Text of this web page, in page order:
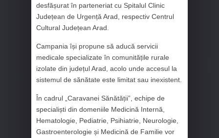
desfășurat în parteneriat cu Spitalul Clinic
Județean de Urgență Arad, respectiv Centrul
Cultural Județean Arad.
Campania își propune să aducă servicii
medicale specializate în comunitățile rurale
izolate din județul Arad, acolo unde accesul la
sistemul de sănătate este limitat sau inexistent.
În cadrul „Caravanei Sănătății”, echipe de
specialiști din domeniile Medicină Internă,
Hematologie, Pediatrie, Psihiatrie, Neurologie,
Gastroenterologie și Medicină de Familie vor